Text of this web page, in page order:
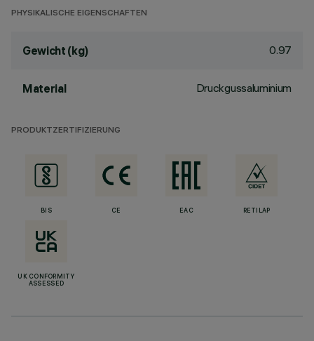
PHYSIKALISCHE EIGENSCHAFTEN
Gewicht (kg) 0.97
Material Druckgussaluminium
PRODUKTZERTIFIZIERUNG
BIS CE EAC RETILAP
UK CONFORMITY
ASSESSED